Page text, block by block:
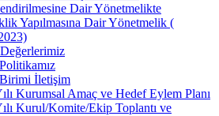
Dair Yönetmelikte
Yapılmasına Dair Yönetmelik (
İletişim
Kurumsal Amaç ve Hedef Eylem Planı
Kurul/Komite/Ekip Toplantı ve